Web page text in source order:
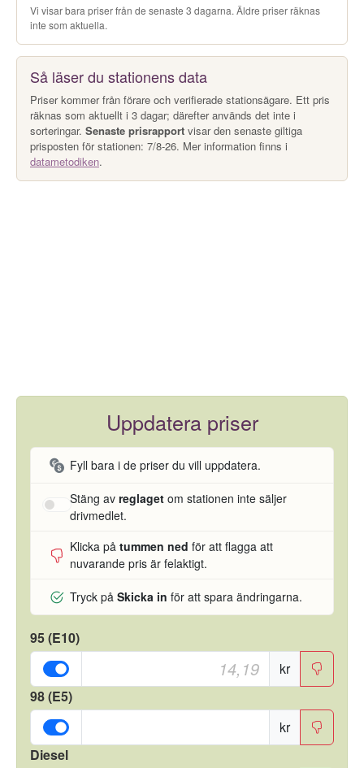
Vi visar bara priser från de senaste 3 dagarna. Äldre priser räknas
inte som aktuella.
Så läser du stationens data
Priser kommer från förare och verifierade stationsägare. Ett pris
räknas som aktuellt i 3 dagar; därefter används det inte i
sorteringar. Senaste prisrapport visar den senaste giltiga
prisposten för stationen: 7/8-26. Mer information finns i
datametodiken.
Uppdatera priser
Fyll bara i de priser du vill uppdatera.
Stäng av reglaget om stationen inte säljer
drivmedlet.
Klicka på tummen ned för att flagga att
nuvarande pris är felaktigt.
Tryck på Skicka in för att spara ändringarna.
95 (E10)
kr
98 (E5)
kr
Diesel